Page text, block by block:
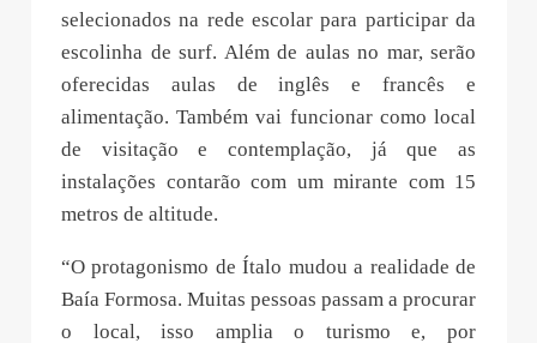
selecionados na rede escolar para participar da
escolinha de surf. Além de aulas no mar, serão
oferecidas aulas de inglês e francês e
alimentação. Também vai funcionar como local
de visitação e contemplação, já que as
instalações contarão com um mirante com 15
metros de altitude.
“O protagonismo de Ítalo mudou a realidade de
Baía Formosa. Muitas pessoas passam a procurar
o local, isso amplia o turismo e, por